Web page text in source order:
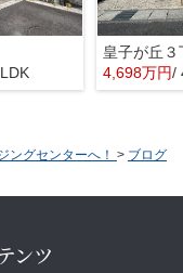
4,698万円/
ングセンターへ！ > ブログ
ンツ